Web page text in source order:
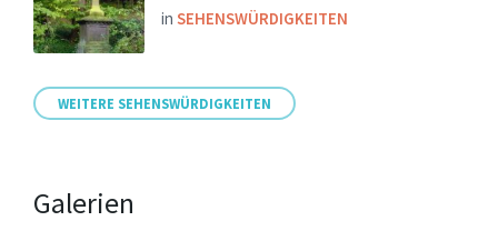
in SEHENSWÜRDIGKEITEN
WEITERE SEHENSWÜRDIGKEITEN
Galerien